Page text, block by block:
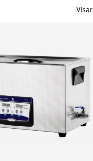
Visar